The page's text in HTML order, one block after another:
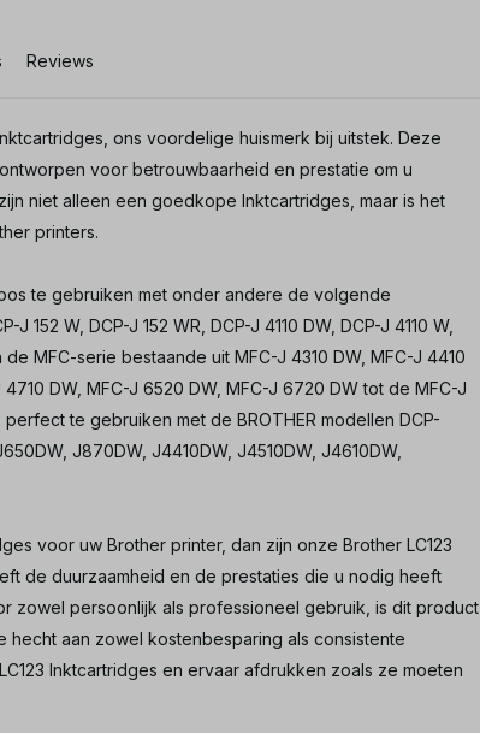
Reviews
ons voordelige huismerk bij uitstek. Deze
voor betrouwbaarheid en prestatie om u
niet alleen een goedkope Inktcartridges, maar is het
printers.
te gebruiken met onder andere de volgende
152 W, DCP-J 152 WR, DCP-J 4110 DW, DCP-J 4110 W,
MFC-serie bestaande uit MFC-J 4310 DW, MFC-J 4410
DW, MFC-J 6520 DW, MFC-J 6720 DW tot de MFC-J
te gebruiken met de BROTHER modellen DCP-
J870DW, J4410DW, J4510DW, J4610DW,
voor uw Brother printer, dan zijn onze Brother LC123
de duurzaamheid en de prestaties die u nodig heeft
zowel persoonlijk als professioneel gebruik, is dit product
aan zowel kostenbesparing als consistente
Inktcartridges en ervaar afdrukken zoals ze moeten